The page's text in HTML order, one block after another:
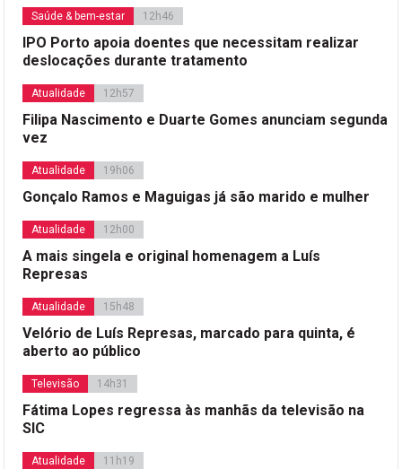
Saúde & bem-estar 12h46
IPO Porto apoia doentes que necessitam realizar
deslocações durante tratamento
Atualidade 12h57
Filipa Nascimento e Duarte Gomes anunciam segunda
vez
Atualidade 19h06
Gonçalo Ramos e Maguigas já são marido e mulher
Atualidade 12h00
A mais singela e original homenagem a Luís
Represas
Atualidade 15h48
Velório de Luís Represas, marcado para quinta, é
aberto ao público
Televisão 14h31
Fátima Lopes regressa às manhãs da televisão na
SIC
Atualidade 11h19